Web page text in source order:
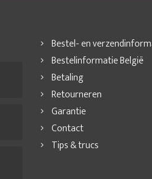
Bestel- en
Bestelinformatie België
Betaling
Retourneren
Garantie
Contact
Tips & trucs